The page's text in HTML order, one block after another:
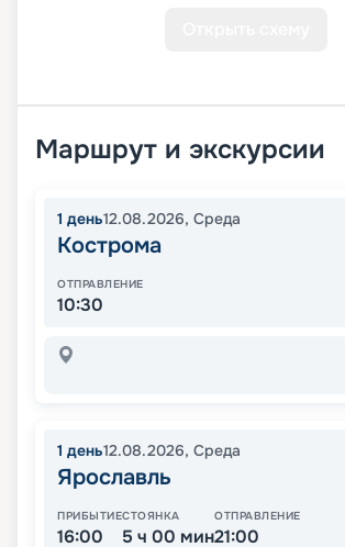
Маршрут и экскурсии
1 день12.08.2026, Среда
Кострома
ОТПРАВЛЕНИЕ
10:30
1 день12.08.2026, Среда
Ярославль
ПРИБЫТИЕ
16:00
СТОЯНКА
5 ч 00 мин
ОТПРАВЛЕНИЕ
21:00